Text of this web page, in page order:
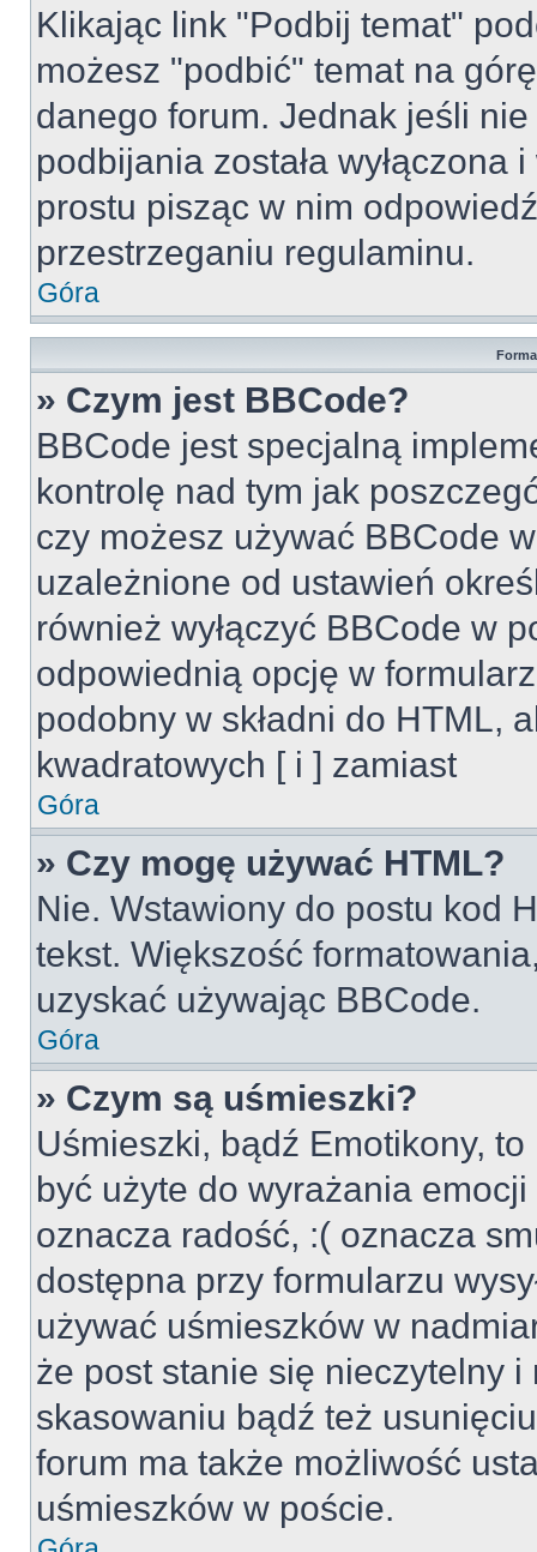
Klikając link "Podbij temat"
możesz "podbić" temat na
danego forum. Jednak jeśli
podbijania została
prostu pisząc w nim
przestrzeganiu regulaminu.
Góra
» Czym jest BBCode?
BBCode jest specjalną
kontrolę nad tym jak
czy możesz używać BBCode
uzależnione od ustawień
również wyłączyć BBCode w
odpowiednią opcję w
podobny w składni do HTML,
kwadratowych [ i ] zamiast
Góra
» Czy mogę używać HTML?
Nie. Wstawiony do postu kod
tekst. Większość
uzyskać używając BBCode.
Góra
» Czym są uśmieszki?
Uśmieszki, bądź Emotikony,
być użyte do wyrażania
oznacza radość, :( oznacza
dostępna przy formularzu
używać uśmieszków w
że post stanie się nieczytelny
skasowaniu bądź też
forum ma także możliwość
uśmieszków w poście.